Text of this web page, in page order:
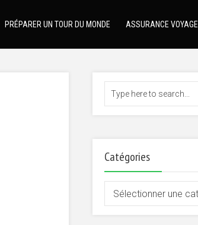
PRÉPARER UN TOUR DU MONDE ASSURANCE VOYAGE
Catégories